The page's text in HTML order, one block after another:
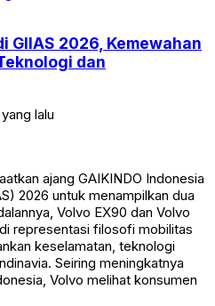
GIIAS 2026, Kemewahan
dan
lalu
ajang GAIKINDO Indonesia
2026 untuk menampilkan dua
Volvo EX90 dan Volvo
representasi filosofi mobilitas
keselamatan, teknologi
Seiring meningkatnya
Volvo melihat konsumen